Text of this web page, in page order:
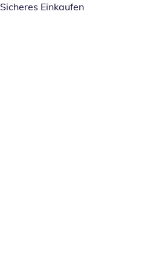
Sicheres Einkaufen